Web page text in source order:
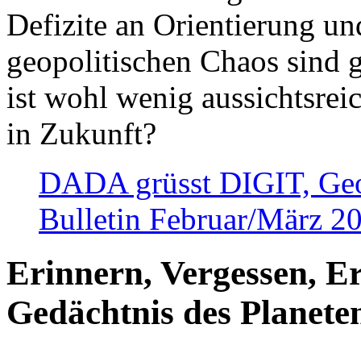
Defizite an Orientierung
geopolitischen Chaos sind
ist wohl wenig
in Zukunft?
DADA grüsst DIGIT,
Bulletin Februar/März
Erinnern, Vergessen,
Gedächtnis des